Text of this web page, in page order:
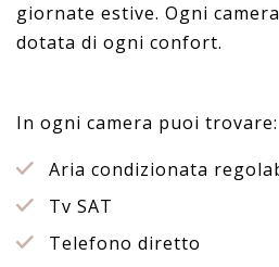
giornate estive. Ogni
dotata di ogni confort.
In ogni camera puoi trovare:
Aria condizionata
Tv SAT
Telefono diretto